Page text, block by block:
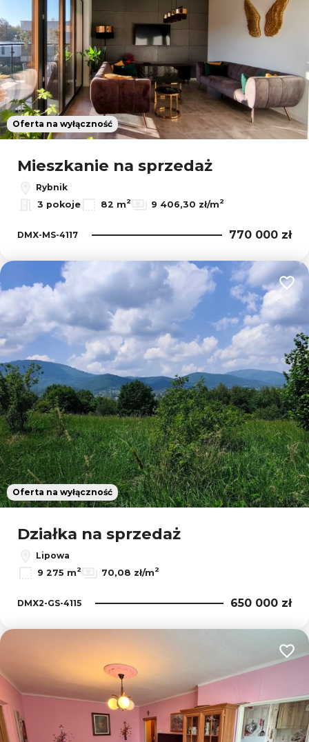
Oferta na wyłączność
Mieszkanie na sprzedaż
Rybnik
3 pokoje
82 m2 9 406,30 zł/m2
DMX-MS-4117 770 000 zł
Oferta na wyłączność
Działka na sprzedaż
Lipowa
9 275 m2 70,08 zł/m2
DMX2-GS-4115 650 000 zł